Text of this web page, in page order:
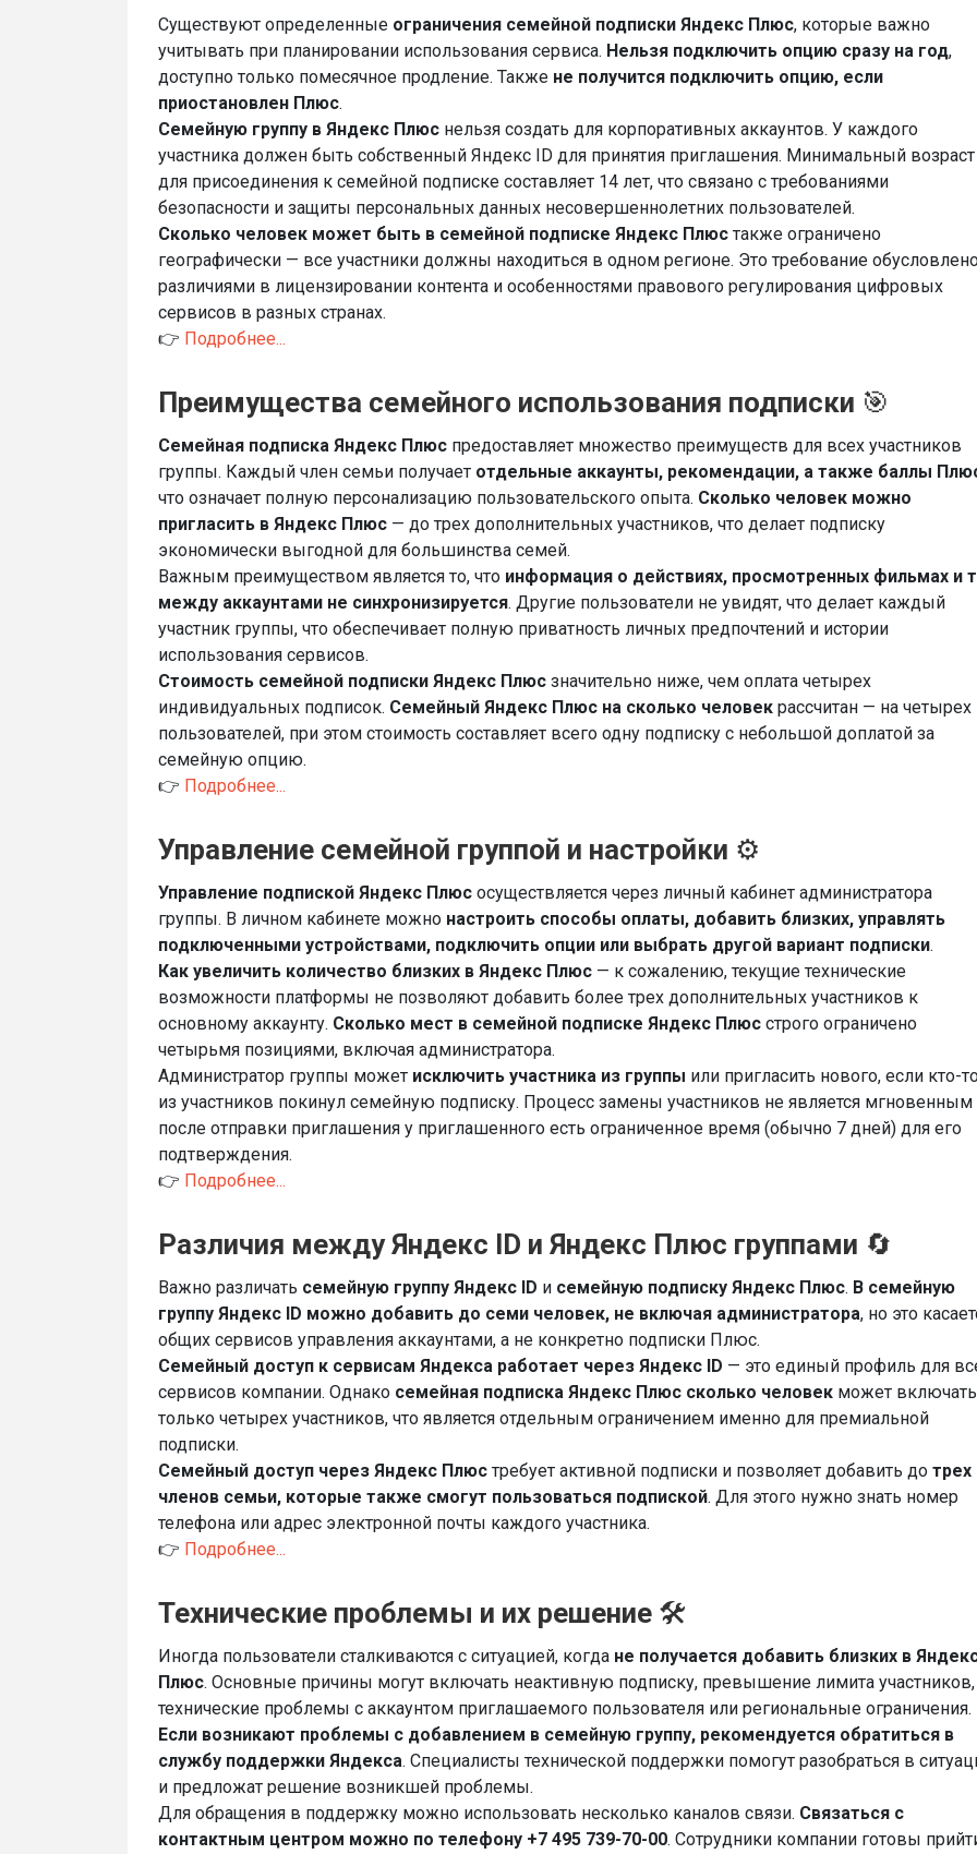
Существуют определенные ограничения семейной подписки Яндекс Плюс, которые важно
учитывать при планировании использования сервиса. Нельзя подключить опцию сразу на год,
доступно только помесячное продление. Также не получится подключить опцию, если
приостановлен Плюс.
Семейную группу в Яндекс Плюс нельзя создать для корпоративных аккаунтов. У каждого
участника должен быть собственный Яндекс ID для принятия приглашения. Минимальный возраст
для присоединения к семейной подписке составляет 14 лет, что связано с требованиями
безопасности и защиты персональных данных несовершеннолетних пользователей.
Сколько человек может быть в семейной подписке Яндекс Плюс также ограничено
географически — все участники должны находиться в одном регионе. Это требование
различиями в лицензировании контента и особенностями правового регулирования цифровых
сервисов в разных странах.
👉 Подробнее...
Преимущества семейного использования подписки 🎯
Семейная подписка Яндекс Плюс предоставляет множество преимуществ для всех участников
группы. Каждый член семьи получает отдельные аккаунты, рекомендации, а также баллы
что означает полную персонализацию пользовательского опыта. Сколько человек можно
пригласить в Яндекс Плюс — до трех дополнительных участников, что делает подписку
экономически выгодной для большинства семей.
Важным преимуществом является то, что информация о действиях, просмотренных фильмах и
между аккаунтами не синхронизируется. Другие пользователи не увидят, что делает каждый
участник группы, что обеспечивает полную приватность личных предпочтений и истории
использования сервисов.
Стоимость семейной подписки Яндекс Плюс значительно ниже, чем оплата четырех
индивидуальных подписок. Семейный Яндекс Плюс на сколько человек рассчитан — на четырех
пользователей, при этом стоимость составляет всего одну подписку с небольшой доплатой за
семейную опцию.
👉 Подробнее...
Управление семейной группой и настройки ⚙️
Управление подпиской Яндекс Плюс осуществляется через личный кабинет администратора
группы. В личном кабинете можно настроить способы оплаты, добавить близких, управлять
подключенными устройствами, подключить опции или выбрать другой вариант подписки.
Как увеличить количество близких в Яндекс Плюс — к сожалению, текущие технические
возможности платформы не позволяют добавить более трех дополнительных участников к
основному аккаунту. Сколько мест в семейной подписке Яндекс Плюс строго ограничено
четырьмя позициями, включая администратора.
Администратор группы может исключить участника из группы или пригласить нового, если кто-
из участников покинул семейную подписку. Процесс замены участников не является
после отправки приглашения у приглашенного есть ограниченное время (обычно 7 дней) для его
подтверждения.
👉 Подробнее...
Различия между Яндекс ID и Яндекс Плюс группами 🔄
Важно различать семейную группу Яндекс ID и семейную подписку Яндекс Плюс. В семейную
группу Яндекс ID можно добавить до семи человек, не включая администратора, но это
общих сервисов управления аккаунтами, а не конкретно подписки Плюс.
Семейный доступ к сервисам Яндекса работает через Яндекс ID — это единый профиль для
сервисов компании. Однако семейная подписка Яндекс Плюс сколько человек может
только четырех участников, что является отдельным ограничением именно для премиальной
подписки.
Семейный доступ через Яндекс Плюс требует активной подписки и позволяет добавить до трех
членов семьи, которые также смогут пользоваться подпиской. Для этого нужно знать номер
телефона или адрес электронной почты каждого участника.
👉 Подробнее...
Технические проблемы и их решение 🛠️
Иногда пользователи сталкиваются с ситуацией, когда не получается добавить близких в
Плюс. Основные причины могут включать неактивную подписку, превышение лимита участников,
технические проблемы с аккаунтом приглашаемого пользователя или региональные ограничения.
Если возникают проблемы с добавлением в семейную группу, рекомендуется обратиться в
службу поддержки Яндекса. Специалисты технической поддержки помогут разобраться в
и предложат решение возникшей проблемы.
Для обращения в поддержку можно использовать несколько каналов связи. Связаться с
контактным центром можно по телефону +7 495 739-70-00. Сотрудники компании готовы